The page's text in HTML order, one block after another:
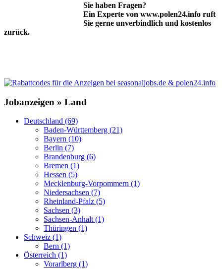
Sie haben Fragen?
Ein Experte von www.polen24.info ruft
Sie gerne unverbindlich und kostenlos
zurück.
Jobanzeigen » Land
Deutschland (69)
Baden-Württemberg (21)
Bayern (10)
Berlin (7)
Brandenburg (6)
Bremen (1)
Hessen (5)
Mecklenburg-Vorpommern (1)
Niedersachsen (7)
Rheinland-Pfalz (5)
Sachsen (3)
Sachsen-Anhalt (1)
Thüringen (1)
Schweiz (1)
Bern (1)
Österreich (1)
Vorarlberg (1)